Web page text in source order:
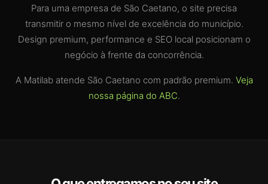
Para uma empresa de São Caetano, o site precisa
transmitir o mesmo nível de excelência do município.
Design premium, performance e SEO local posicionam o
negócio à frente da concorrência.
A Matilab atende São Caetano com padrão premium. Veja
nossa página do ABC.